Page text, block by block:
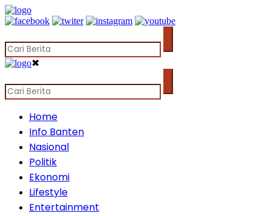
✖
Home
Info Banten
Nasional
Politik
Ekonomi
Lifestyle
Entertainment